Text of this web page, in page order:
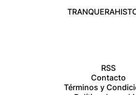
TRANQUERA
RSS
Contacto
Términos y